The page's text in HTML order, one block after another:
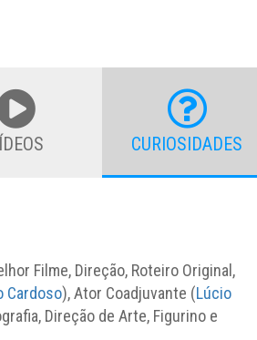
CURIOSIDADES
Filme, Direção, Roteiro Original,
Cardoso), Ator Coadjuvante (Lúcio
Direção de Arte, Figurino e